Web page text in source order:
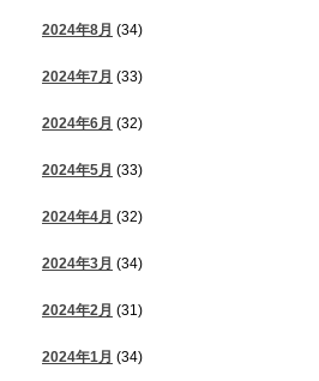
2024年8月 (34)
2024年7月 (33)
2024年6月 (32)
2024年5月 (33)
2024年4月 (32)
2024年3月 (34)
2024年2月 (31)
2024年1月 (34)